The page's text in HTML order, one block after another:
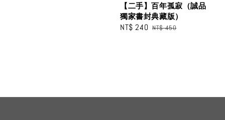
【二手】百年孤寂（誠品
獨家書封典藏版）
Sale
NT$ 240 Regular
NT$ 450